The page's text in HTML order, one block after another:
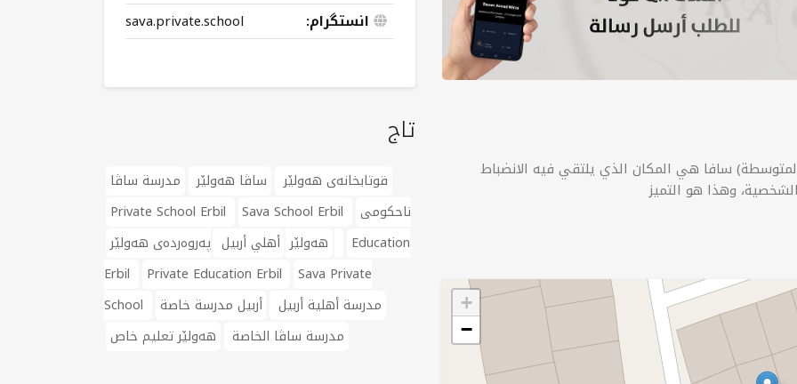
انستگرام:
sava.private.school
تاج
قوتابخانەی هەولێر ساڤا هەولێر
مدرسة ساڤا
Private School Erbil
Sava School Erbil
ناحکومی
هەولێر أهلي أربيل
Education
Erbil
Private Education Erbil
Sava Private
School
مدرسة أهلية أربيل
أربيل مدرسة خاصة
مدرسة ساڤا الخاصة
هەولێر تعليم خاص
سافا هي المكان الذي يلتقي فيه الانضباط
+
−